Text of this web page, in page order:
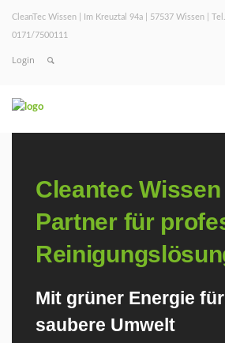
CleanTec Wissen | Im Kreuztal 94a | 57537 Wissen |
0171/7500111
Login
Cleantec
Partner für
Mit grüner Energie
saubere Umwelt